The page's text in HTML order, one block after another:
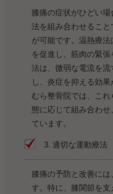
膝痛の症状がひどい
法を組み合わせるこ
が可能です。温熱療
を促進し、筋肉の緊
法は、微弱な電流を
し、炎症を抑える効
むら整骨院では、こ
態に応じて組み合わ
ています。
3. 適切な運動療法
膝痛の予防と改善に
す。特に、膝関節を支